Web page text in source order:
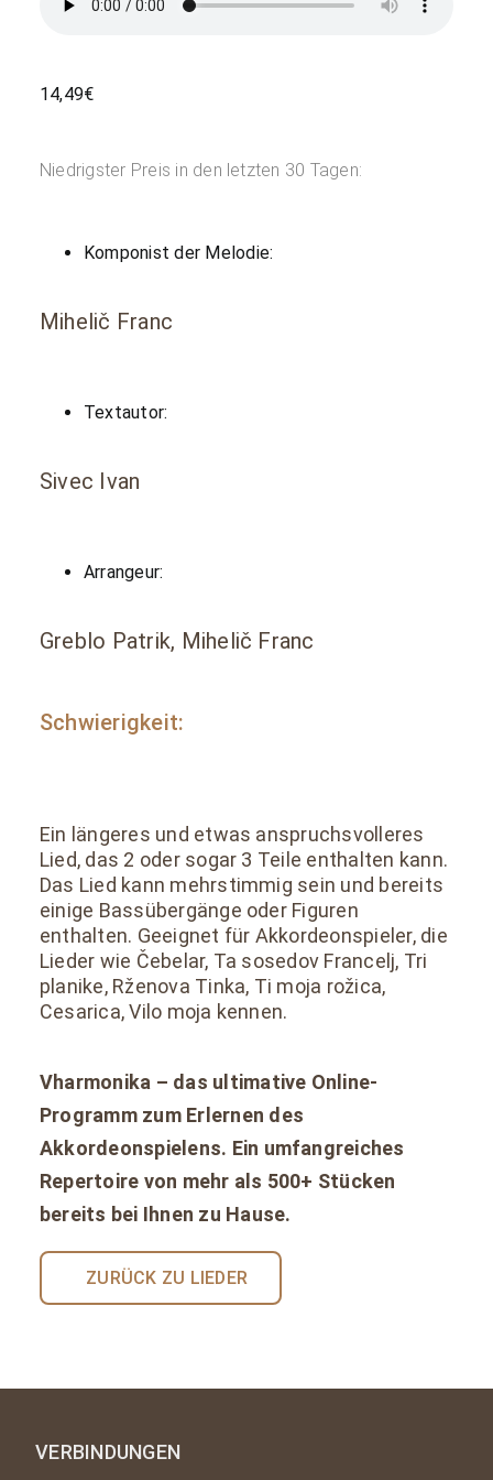
14,49€
Niedrigster Preis in den letzten 30 Tagen:
Komponist der Melodie:
Mihelič Franc
Textautor:
Sivec Ivan
Arrangeur:
Greblo Patrik, Mihelič Franc
Schwierigkeit:
Ein längeres und etwas anspruchsvolleres
Lied, das 2 oder sogar 3 Teile enthalten kann.
Das Lied kann mehrstimmig sein und bereits
einige Bassübergänge oder Figuren
enthalten. Geeignet für Akkordeonspieler, die
Lieder wie Čebelar, Ta sosedov Francelj, Tri
planike, Rženova Tinka, Ti moja rožica,
Cesarica, Vilo moja kennen.
Vharmonika – das ultimative Online-
Programm zum Erlernen des
Akkordeonspielens. Ein umfangreiches
Repertoire von mehr als 500+ Stücken
bereits bei Ihnen zu Hause.
ZURÜCK ZU LIEDER
VERBINDUNGEN